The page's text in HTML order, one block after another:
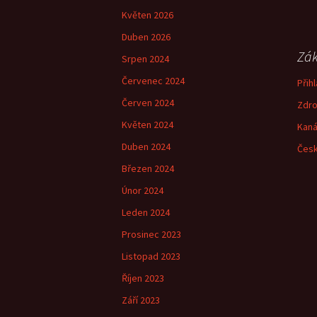
Květen 2026
Duben 2026
Srpen 2024
Červenec 2024
Červen 2024
Květen 2024
Duben 2024
Březen 2024
Únor 2024
Leden 2024
Prosinec 2023
Listopad 2023
Říjen 2023
Září 2023